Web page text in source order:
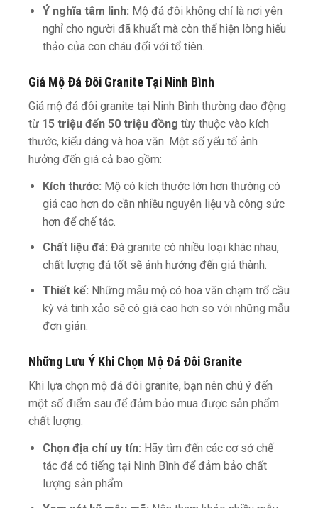
Ý nghĩa tâm linh: Mộ đá đôi không chỉ là nơi yên
nghỉ cho người đã khuất mà còn thể hiện lòng hiếu
thảo của con cháu đối với tổ tiên.
Giá Mộ Đá Đôi Granite Tại Ninh Bình
Giá mộ đá đôi granite tại Ninh Bình thường dao động
từ 15 triệu đến 50 triệu đồng tùy thuộc vào kích
thước, kiểu dáng và hoa văn. Một số yếu tố ảnh
hưởng đến giá cả bao gồm:
Kích thước: Mộ có kích thước lớn hơn thường có
giá cao hơn do cần nhiều nguyên liệu và công sức
hơn để chế tác.
Chất liệu đá: Đá granite có nhiều loại khác nhau,
chất lượng đá tốt sẽ ảnh hưởng đến giá thành.
Thiết kế: Những mẫu mộ có hoa văn chạm trổ cầu
kỳ và tinh xảo sẽ có giá cao hơn so với những mẫu
đơn giản.
Những Lưu Ý Khi Chọn Mộ Đá Đôi Granite
Khi lựa chọn mộ đá đôi granite, bạn nên chú ý đến
một số điểm sau để đảm bảo mua được sản phẩm
chất lượng:
Chọn địa chỉ uy tín: Hãy tìm đến các cơ sở chế
tác đá có tiếng tại Ninh Bình để đảm bảo chất
lượng sản phẩm.